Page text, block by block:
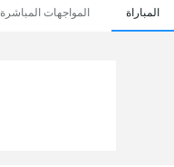
المباراة المواجهات المباشرة